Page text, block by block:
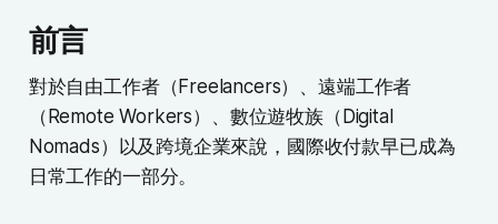
前言
對於自由工作者（Freelancers）、遠端工作者
（Remote Workers）、數位遊牧族（Digital
Nomads）以及跨境企業來說，國際收付款早已成為
日常工作的一部分。